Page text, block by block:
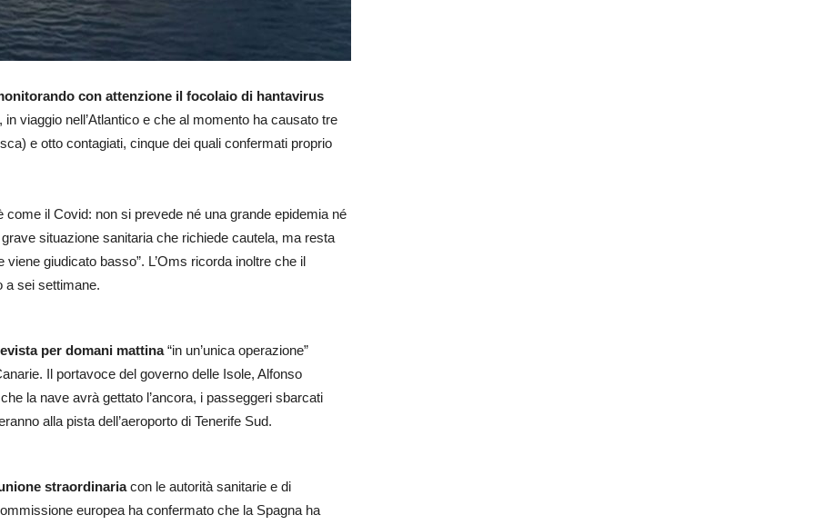
con attenzione il focolaio di hantavirus
viaggio nell’Atlantico e che al momento ha causato tre
e otto contagiati, cinque dei quali confermati proprio
come il Covid: non si prevede né una grande epidemia né
situazione sanitaria che richiede cautela, ma resta
giudicato basso”. L’Oms ricorda inoltre che il
a sei settimane.
per domani mattina“in un’unica operazione”
Il portavoce del governo delle Isole, Alfonso
la nave avrà gettato l’ancora, i passeggeri sbarcati
alla pista dell’aeroporto di Tenerife Sud.
straordinariacon le autorità sanitarie e di
europea ha confermato che la Spagna ha